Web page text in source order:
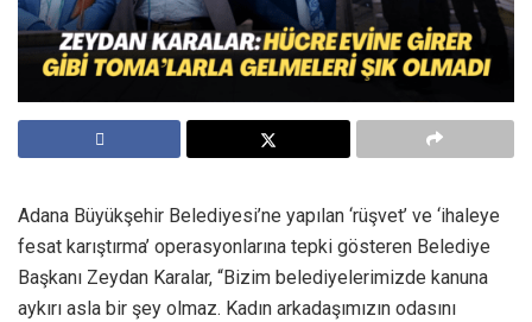
Adana Büyükşehir Belediyesi’ne yapılan ‘rüşvet’ ve ‘ihaleye
fesat karıştırma’ operasyonlarına tepki gösteren Belediye
Başkanı Zeydan Karalar, “Bizim belediyelerimizde kanuna
aykırı asla bir şey olmaz. Kadın arkadaşımızın odasını